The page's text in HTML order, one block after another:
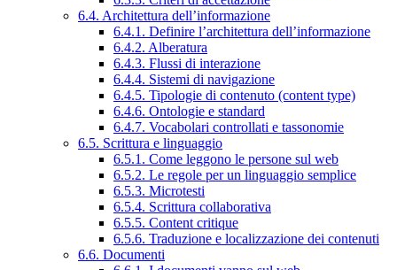
6.4. Architettura dell’informazione
6.4.1. Definire l’architettura dell’informazione
6.4.2. Alberatura
6.4.3. Flussi di interazione
6.4.4. Sistemi di navigazione
6.4.5. Tipologie di contenuto (content type)
6.4.6. Ontologie e standard
6.4.7. Vocabolari controllati e tassonomie
6.5. Scrittura e linguaggio
6.5.1. Come leggono le persone sul web
6.5.2. Le regole per un linguaggio semplice
6.5.3. Microtesti
6.5.4. Scrittura collaborativa
6.5.5. Content critique
6.5.6. Traduzione e localizzazione dei contenuti
6.6. Documenti